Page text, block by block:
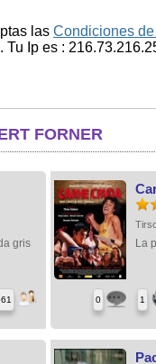
las Condiciones
Tu Ip es :
FORNER
gris
La
0 1